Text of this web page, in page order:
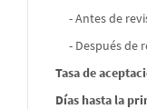
- Antes de
- Después de
Tasa de
Días hasta la